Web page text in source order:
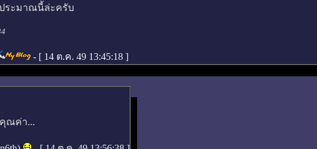
ระมาณนี้ล่ะครับ
- [ 14 ต.ค. 49 13:45:18 ]
ณค่า...